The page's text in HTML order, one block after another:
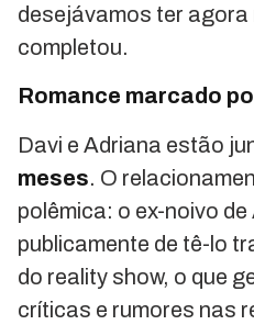
desejávamos ter agora
completou.
Romance marcado
Davi e Adriana estão
meses. O
polêmica: o ex-noivo
publicamente de tê-lo
do reality show, o que
críticas e rumores nas